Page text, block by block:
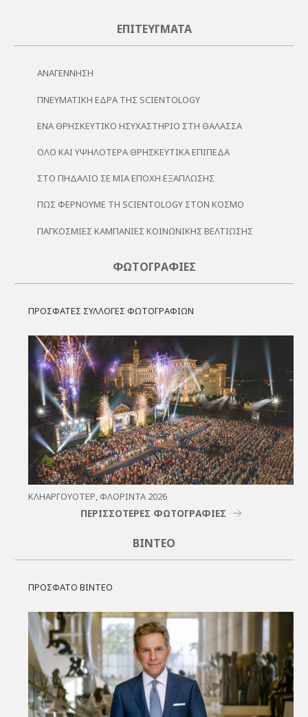
ΕΠΙΤΕΎΓΜΑΤΑ
ΑΝΑΓΈΝΝΗΣΗ
ΠΝΕΥΜΑΤΙΚΉ ΈΔΡΑ ΤΗΣ SCIENTOLOGY
ΈΝΑ ΘΡΗΣΚΕΥΤΙΚΌ ΗΣΥΧΑΣΤΉΡΙΟ ΣΤΗ ΘΆΛΑΣΣΑ
ΌΛΟ ΚΑΙ ΥΨΗΛΌΤΕΡΑ ΘΡΗΣΚΕΥΤΙΚΆ ΕΠΊΠΕΔΑ
ΣΤΟ ΠΗΔΆΛΙΟ ΣΕ ΜΙΑ ΕΠΟΧΉ ΕΞΆΠΛΩΣΗΣ
ΠΏΣ ΦΈΡΝΟΥΜΕ ΤΗ SCIENTOLOGY ΣΤΟΝ ΚΌΣΜΟ
ΠΑΓΚΌΣΜΙΕΣ ΚΑΜΠΆΝΙΕΣ ΚΟΙΝΩΝΙΚΉΣ ΒΕΛΤΊΩΣΗΣ
ΦΩΤΟΓΡΑΦΊΕΣ
ΠΡΟΣΦΑΤΕΣ ΣΥΛΛΟΓΕΣ ΦΩΤΟΓΡΑΦΙΩΝ
ΚΛΗΑΡΓΟΥΌΤΕΡ, ΦΛΌΡΙΝΤΑ 2026
ΠΕΡΙΣΣΟΤΕΡΕΣ ΦΩΤΟΓΡΑΦΙΕΣ
ΒΊΝΤΕΟ
ΠΡΟΣΦΑΤΟ ΒΙΝΤΕΟ